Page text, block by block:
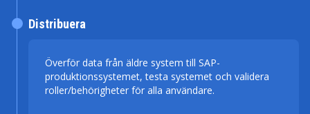
Överför data från äldre system till SAP-
produktionssystemet, testa systemet och validera
roller/behörigheter för alla användare.
Distribuera